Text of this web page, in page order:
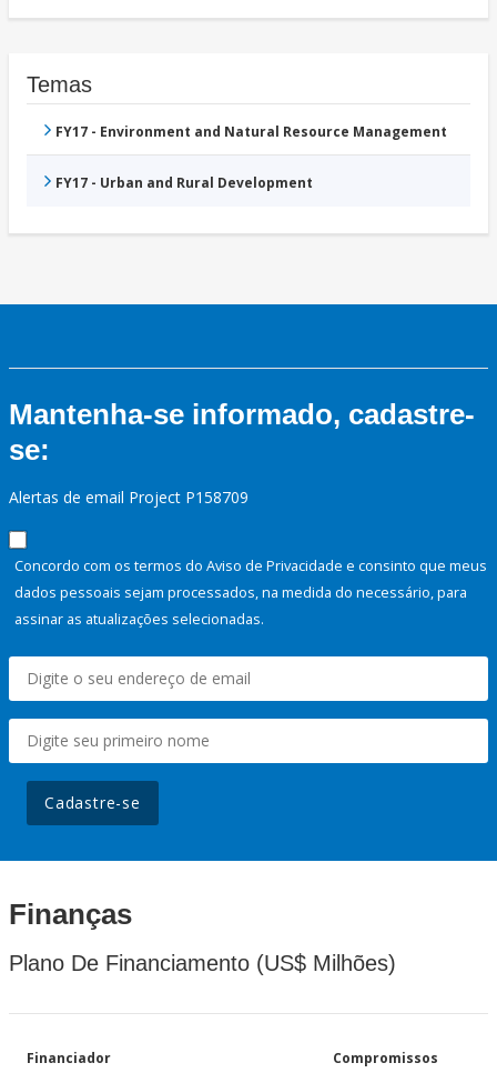
Temas
FY17 - Environment and Natural Resource Management
FY17 - Urban and Rural Development
Mantenha-se informado, cadastre-
se:
Alertas de email Project P158709
Concordo com os termos do Aviso de Privacidade e consinto que meus
dados pessoais sejam processados, na medida do necessário, para
assinar as atualizações selecionadas.
Cadastre-se
Finanças
Plano De Financiamento (US$ Milhões)
Financiador Compromissos